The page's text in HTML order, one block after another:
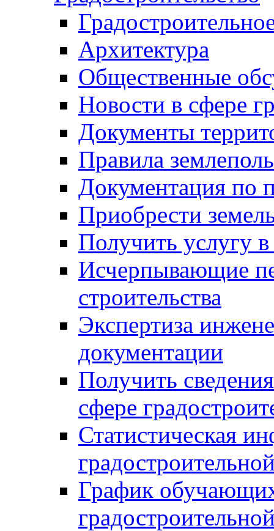
Архитектура
Общественные
Новости в сфере
Документы
Правила
Документация по
Приобрести
Получить услугу в
Исчерпывающие
строительства
Экспертиза
документации
Получить
сфере
Статистическая
График